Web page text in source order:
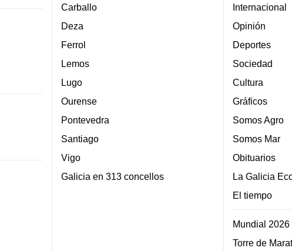
Carballo
Deza
Ferrol
Lemos
Lugo
Ourense
Pontevedra
Santiago
Vigo
Galicia en 313 concellos
Internacional
Opinión
Deportes
Sociedad
Cultura
Gráficos
Somos Agro
Somos Mar
Obituarios
La Galicia
El tiempo
Mundial 2026
Torre de